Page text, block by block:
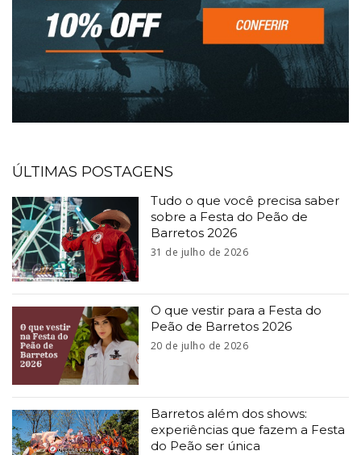
ÚLTIMAS POSTAGENS
Tudo o que você precisa saber
sobre a Festa do Peão de
Barretos 2026
31 de julho de 2026
O que vestir para a Festa do
Peão de Barretos 2026
20 de julho de 2026
Barretos além dos shows:
experiências que fazem a Festa
do Peão ser única